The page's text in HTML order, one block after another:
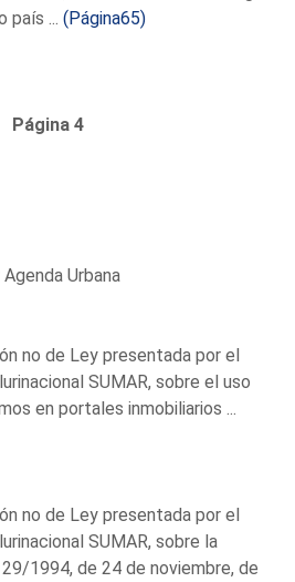
país ...(Página65)
Página 4
Urbana
no de Ley presentada por el
SUMAR, sobre el uso
en portales inmobiliarios ...
no de Ley presentada por el
SUMAR, sobre la
1994, de 24 de noviembre, de